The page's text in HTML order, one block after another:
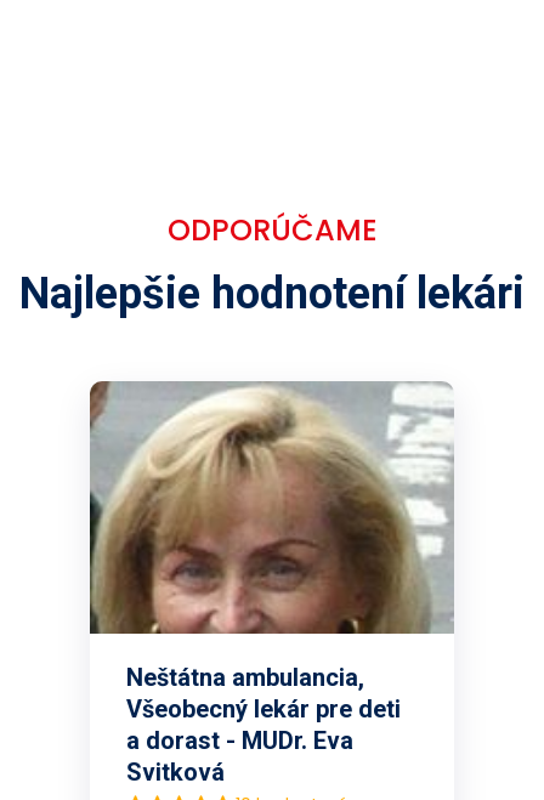
ODPORÚČAME
Najlepšie hodnotení lekári
Neštátna ambulancia,
Všeobecný lekár pre deti
a dorast - MUDr. Eva
Svitková